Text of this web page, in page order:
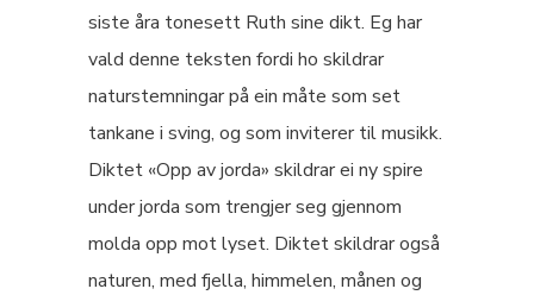
siste åra tonesett Ruth sine dikt. Eg har
vald denne teksten fordi ho skildrar
naturstemningar på ein måte som set
tankane i sving, og som inviterer til musikk.
Diktet «Opp av jorda» skildrar ei ny spire
under jorda som trengjer seg gjennom
molda opp mot lyset. Diktet skildrar også
naturen, med fjella, himmelen, månen og